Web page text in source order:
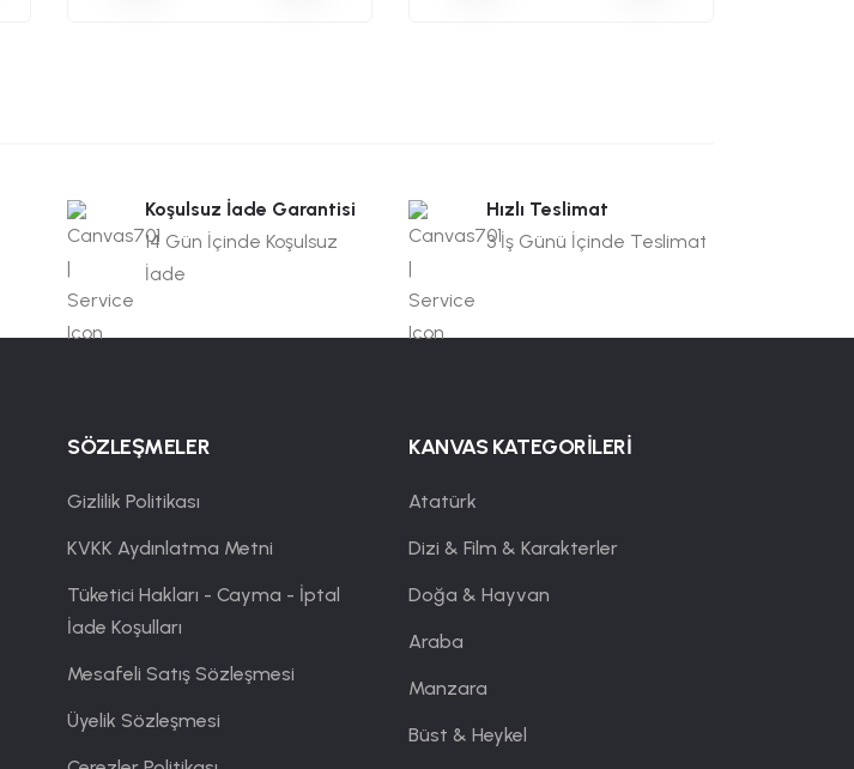
Koşulsuz İade Garantisi
14 Gün İçinde Koşulsuz
İade
Hızlı Teslimat
3 İş Günü İçinde Teslimat
SÖZLEŞMELER
Gizlilik Politikası
KVKK Aydınlatma Metni
Tüketici Hakları - Cayma - İptal
İade Koşulları
Mesafeli Satış Sözleşmesi
Üyelik Sözleşmesi
KANVAS KATEGORİLERİ
Atatürk
Dizi & Film & Karakterler
Doğa & Hayvan
Araba
Manzara
Büst & Heykel